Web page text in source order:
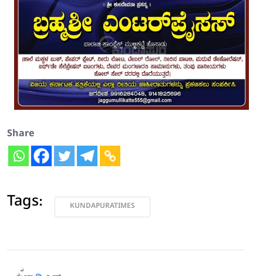
Share
Tags: KUNDAPURATIMES